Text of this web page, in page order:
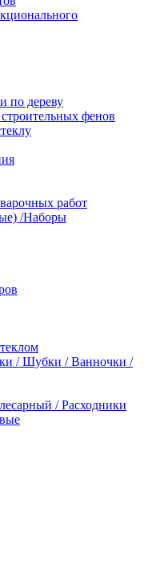
по дереву
фенов
работ
/Наборы
/ Шубки / Ванночки /
/ Расходники